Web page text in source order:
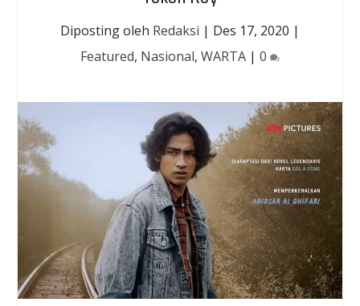
Diposting oleh Redaksi | Des 17, 2020 |
Featured, Nasional, WARTA | 0